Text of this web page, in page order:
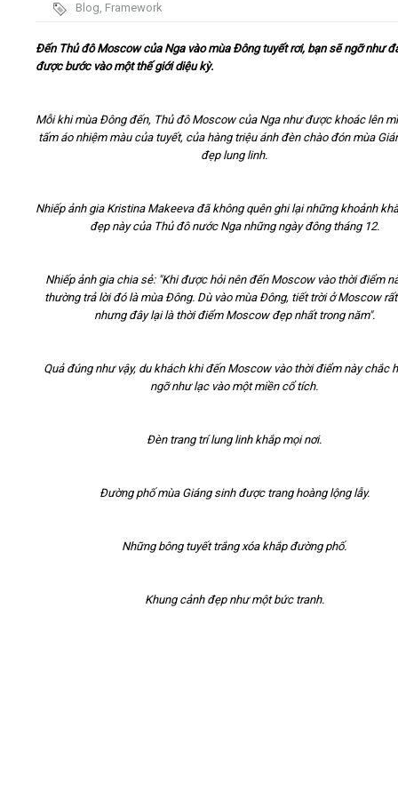
Video
Liên hệ - Đăng ký
Tìm kiếm
Blog, Framework
Đến Thủ đô Moscow của Nga vào mùa Đông tuyết rơi, bạn sẽ ngỡ như
được bước vào một thế giới diệu kỳ.
Mỗi khi mùa Đông đến, Thủ đô Moscow của Nga như được khoác lên
tấm áo nhiệm màu của tuyết, của hàng triệu ánh đèn chào đón mùa
đẹp lung linh.
Nhiếp ảnh gia Kristina Makeeva đã không quên ghi lại những khoảnh
đẹp này của Thủ đô nước Nga những ngày đông tháng 12.
Nhiếp ảnh gia chia sẻ: "Khi được hỏi nên đến Moscow vào thời điểm
thường trả lời đó là mùa Đông. Dù vào mùa Đông, tiết trời ở Moscow
nhưng đây lại là thời điểm Moscow đẹp nhất trong năm".
Quả đúng như vậy, du khách khi đến Moscow vào thời điểm này chắc
ngỡ như lạc vào một miền cổ tích.
Đèn trang trí lung linh khắp mọi nơi.
Đường phố mùa Giáng sinh được trang hoàng lộng lẫy.
Những bông tuyết trắng xóa khắp đường phố.
Khung cảnh đẹp như một bức tranh.